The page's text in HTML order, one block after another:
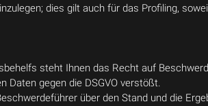
dies gilt auch für das Profiling,
steht Ihnen das Recht auf
Daten gegen die DSGVO verstößt.
über den Stand und die